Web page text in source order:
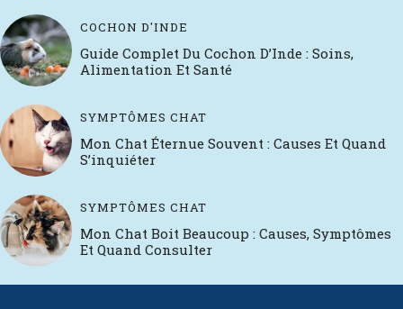
COCHON D'INDE
Guide Complet Du Cochon D’Inde : Soins,
Alimentation Et Santé
SYMPTÔMES CHAT
Mon Chat Éternue Souvent : Causes Et Quand
S’inquiéter
SYMPTÔMES CHAT
Mon Chat Boit Beaucoup : Causes, Symptômes
Et Quand Consulter